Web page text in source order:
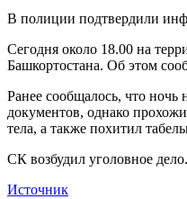
В полиции подтвердили
Сегодня около 18.00 на
Башкортостана. Об этом
Ранее сообщалось, что
документов, однако
тела, а также похитил
СК возбудил уголовное
Источник